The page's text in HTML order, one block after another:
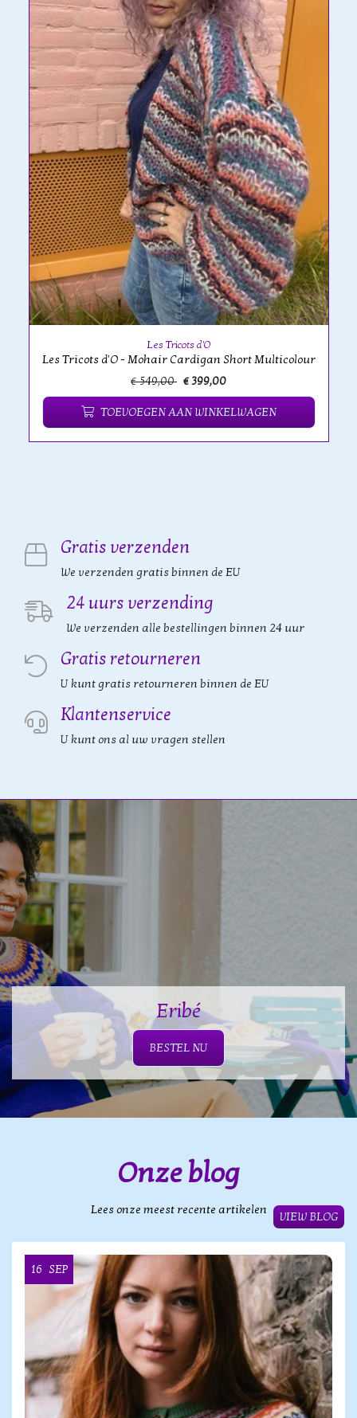
Les Tricots d'O
Les Tricots d'O - Mohair Cardigan Short Multicolour
€ 549,00 € 399,00
TOEVOEGEN AAN WINKELWAGEN
Gratis verzenden
We verzenden gratis binnen de EU
24 uurs verzending
We verzenden alle bestellingen binnen 24 uur
Gratis retourneren
U kunt gratis retourneren binnen de EU
Klantenservice
U kunt ons al uw vragen stellen
Eribé
BESTEL NU
Onze blog
Lees onze meest recente artikelen
VIEW BLOG
16 SEP